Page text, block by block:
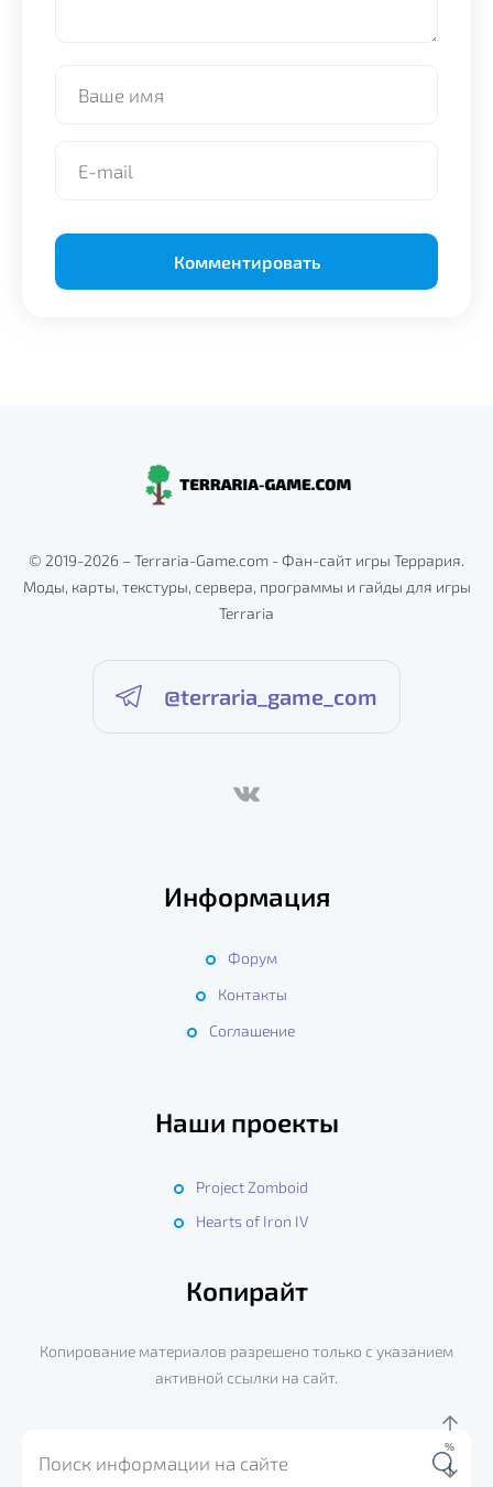
© 2019-2026 – Terraria-Game.com - Фан-сайт игры Террария.
Моды, карты, текстуры, сервера, программы и гайды для игры
Terraria
@terraria_game_com
Информация
Форум
Контакты
Соглашение
Наши проекты
Project Zomboid
Hearts of Iron IV
Копирайт
Копирование материалов разрешено только с указанием
активной ссылки на сайт.
%